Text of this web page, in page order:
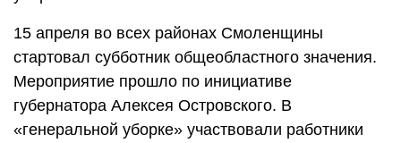
15 апреля во всех районах Смоленщины
стартовал субботник общеобластного значения.
Мероприятие прошло по инициативе
губернатора Алексея Островского. В
«генеральной уборке» участвовали работники